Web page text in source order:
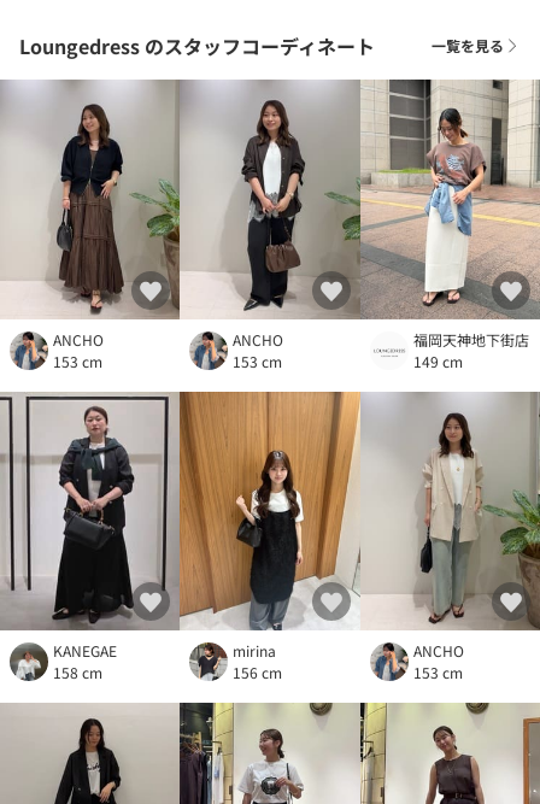
Loungedress のスタッフコーディネート 一覧を見る
ANCHO
153 cm
ANCHO
153 cm
福岡天神地下街店
149 cm
KANEGAE
158 cm
mirina
156 cm
ANCHO
153 cm